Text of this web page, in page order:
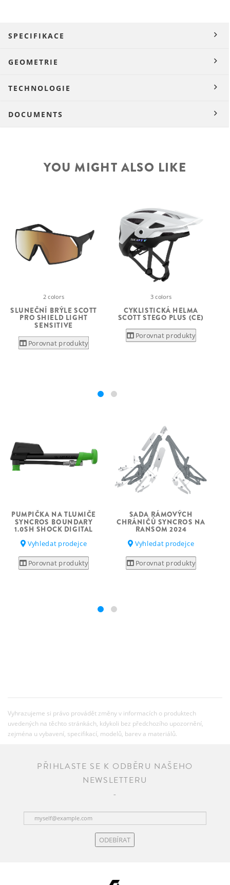
SPECIFIKACE
GEOMETRIE
TECHNOLOGIE
DOCUMENTS
YOU MIGHT ALSO LIKE
2 colors
SLUNEČNÍ BRÝLE SCOTT
PRO SHIELD LIGHT
SENSITIVE
Porovnat produkty
3 colors
CYKLISTICKÁ HELMA
SCOTT STEGO PLUS (CE)
Porovnat produkty
PUMPIČKA NA TLUMIČE
SYNCROS BOUNDARY
1.0SH SHOCK DIGITAL
Vyhledat prodejce
Porovnat produkty
SADA RÁMOVÝCH
CHRÁNIČŮ SYNCROS NA
RANSOM 2024
Vyhledat prodejce
Porovnat produkty
Vyhrazujeme si právo provádět změny v informacích o produktech
uvedených na těchto stránkách, kdykoli bez předchozího upozornění,
zejména u vybavení, specifikací, modelů, barev a materiálů.
PŘIHLASTE SE K ODBĚRU NAŠEHO
NEWSLETTERU
ODEBÍRAT